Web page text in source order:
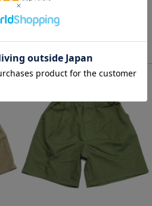
サイズ詳細について